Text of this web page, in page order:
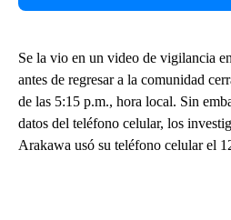
Se la vio en un video de vigilancia
antes de regresar a la comunidad
de las 5:15 p.m., hora local. Sin
datos del teléfono celular, los
Arakawa usó su teléfono celular el